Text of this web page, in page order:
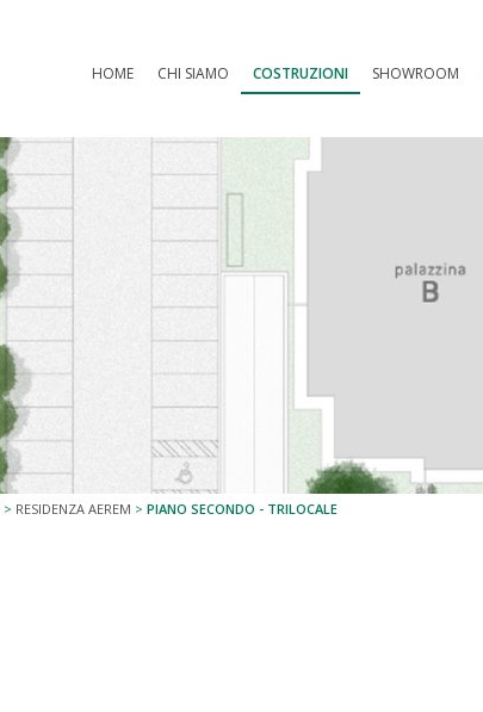
HOME CHI SIAMO COSTRUZIONI SHOWROOM
> RESIDENZA AEREM >PIANO SECONDO - TRILOCALE